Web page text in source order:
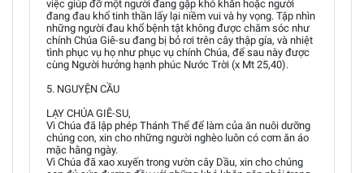
việc giúp đỡ một người đang gặp khó khăn hoặc người
đang đau khổ tinh thần lấy lại niềm vui và hy vọng. Tập nhìn
những người đau khổ bệnh tật không được chăm sóc như
chính Chúa Giê-su đang bị bỏ rơi trên cây thập gía, và nhiệt
tình phục vụ họ như phục vụ chính Chúa, để sau này được
cùng Người hưởng hạnh phúc Nước Trời (x Mt 25,40).
5. NGUYỆN CẦU
LẠY CHÚA GIÊ-SU,
Vì Chúa đã lập phép Thánh Thể để làm của ăn nuôi dưỡng
chúng con, xin cho những người nghèo luôn có cơm ăn áo
mặc hằng ngày.
Vì Chúa đã xao xuyến trong vườn cây Dầu, xin cho chúng